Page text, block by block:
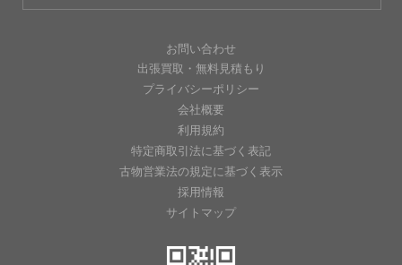
お問い合わせ
出張買取・無料見積もり
プライバシーポリシー
会社概要
利用規約
特定商取引法に基づく表記
古物営業法の規定に基づく表示
採用情報
サイトマップ